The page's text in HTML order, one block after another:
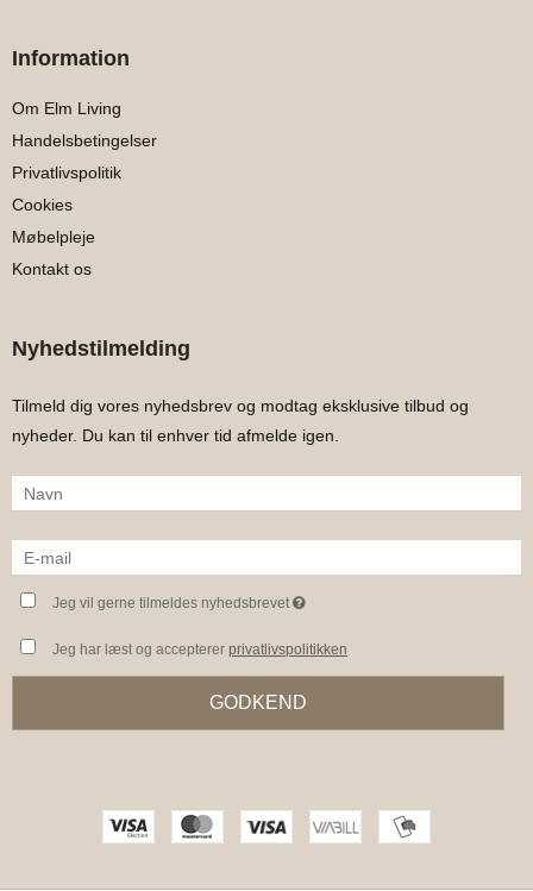
Information
Om Elm Living
Handelsbetingelser
Privatlivspolitik
Cookies
Møbelpleje
Kontakt os
Nyhedstilmelding
Tilmeld dig vores nyhedsbrev og modtag eksklusive tilbud og
nyheder. Du kan til enhver tid afmelde igen.
Jeg vil gerne tilmeldes nyhedsbrevet
Jeg har læst og acceptererprivatlivspolitikken
GODKEND